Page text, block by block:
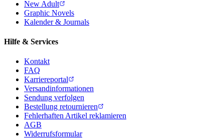
New Adult
Graphic Novels
Kalender & Journals
Hilfe & Services
Kontakt
FAQ
Karriereportal
Versandinformationen
Sendung verfolgen
Bestellung retournieren
Fehlerhaften Artikel reklamieren
AGB
Widerrufsformular